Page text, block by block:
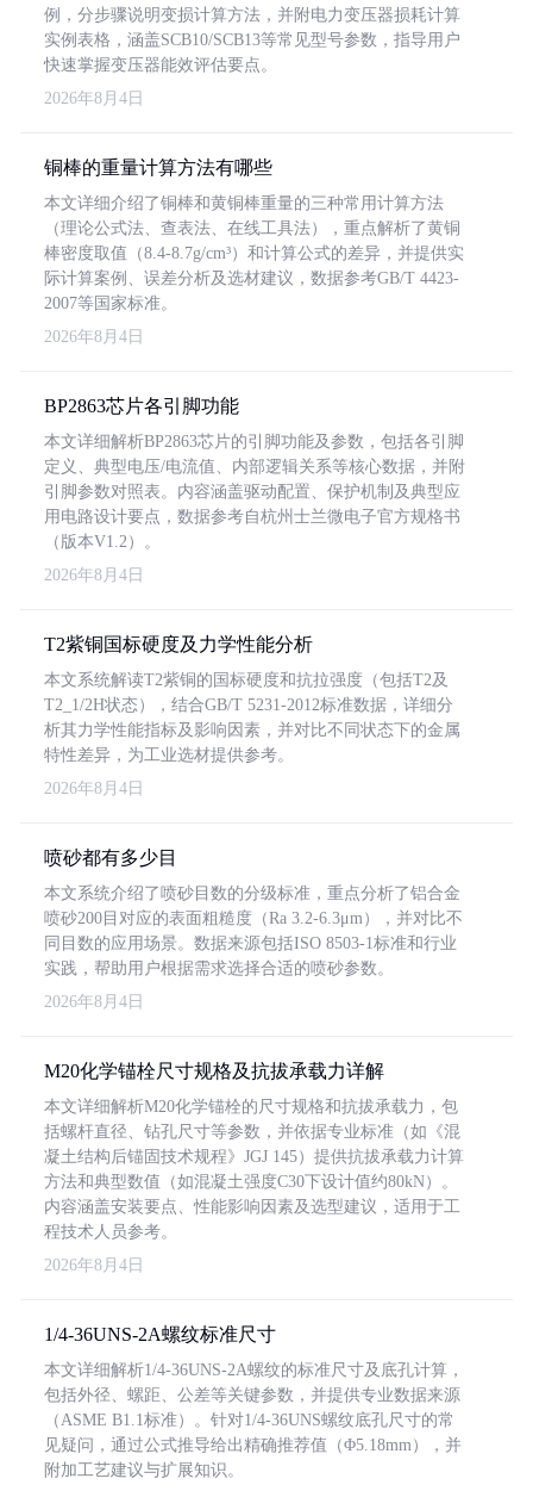
例，分步骤说明变损计算方法，并附电力变压器损耗计算
实例表格，涵盖SCB10/SCB13等常见型号参数，指导用户
快速掌握变压器能效评估要点。
2026年8月4日
铜棒的重量计算方法有哪些
本文详细介绍了铜棒和黄铜棒重量的三种常用计算方法
（理论公式法、查表法、在线工具法），重点解析了黄铜
棒密度取值（8.4-8.7g/cm³）和计算公式的差异，并提供实
际计算案例、误差分析及选材建议，数据参考GB/T 4423-
2007等国家标准。
2026年8月4日
BP2863芯片各引脚功能
本文详细解析BP2863芯片的引脚功能及参数，包括各引脚
定义、典型电压/电流值、内部逻辑关系等核心数据，并附
引脚参数对照表。内容涵盖驱动配置、保护机制及典型应
用电路设计要点，数据参考自杭州士兰微电子官方规格书
（版本V1.2）。
2026年8月4日
T2紫铜国标硬度及力学性能分析
本文系统解读T2紫铜的国标硬度和抗拉强度（包括T2及
T2_1/2H状态），结合GB/T 5231-2012标准数据，详细分
析其力学性能指标及影响因素，并对比不同状态下的金属
特性差异，为工业选材提供参考。
2026年8月4日
喷砂都有多少目
本文系统介绍了喷砂目数的分级标准，重点分析了铝合金
喷砂200目对应的表面粗糙度（Ra 3.2-6.3μm），并对比不
同目数的应用场景。数据来源包括ISO 8503-1标准和行业
实践，帮助用户根据需求选择合适的喷砂参数。
2026年8月4日
M20化学锚栓尺寸规格及抗拔承载力详解
本文详细解析M20化学锚栓的尺寸规格和抗拔承载力，包
括螺杆直径、钻孔尺寸等参数，并依据专业标准（如《混
凝土结构后锚固技术规程》JGJ 145）提供抗拔承载力计算
方法和典型数值（如混凝土强度C30下设计值约80kN）。
内容涵盖安装要点、性能影响因素及选型建议，适用于工
程技术人员参考。
2026年8月4日
1/4-36UNS-2A螺纹标准尺寸
本文详细解析1/4-36UNS-2A螺纹的标准尺寸及底孔计算，
包括外径、螺距、公差等关键参数，并提供专业数据来源
（ASME B1.1标准）。针对1/4-36UNS螺纹底孔尺寸的常
见疑问，通过公式推导给出精确推荐值（Φ5.18mm），并
附加工艺建议与扩展知识。